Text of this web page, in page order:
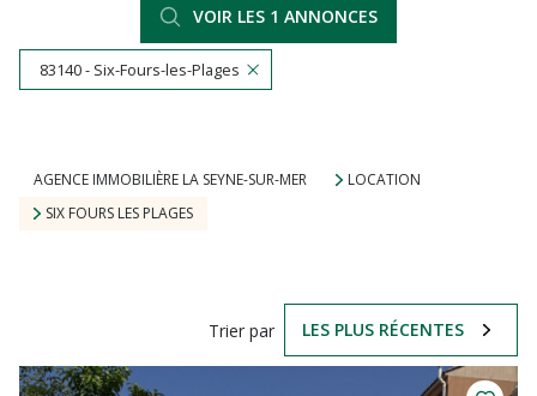
VOIR LES 1 ANNONCES
83140 - Six-Fours-les-Plages
AGENCE IMMOBILIÈRE LA SEYNE-SUR-MER
LOCATION
SIX FOURS LES PLAGES
Trier par LES PLUS RÉCENTES